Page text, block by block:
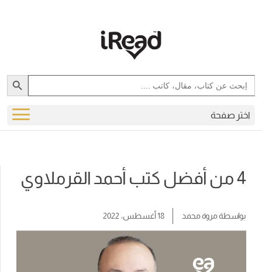
Search
for:
Search Button
اختر صفحة
4 من أفضل كتب أحمد القرملاوي
بواسطةمروة محمد 18 أغسطس، 2022